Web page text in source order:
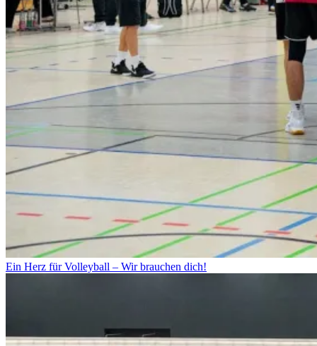
Ein Herz für Volleyball – Wir brauchen dich!